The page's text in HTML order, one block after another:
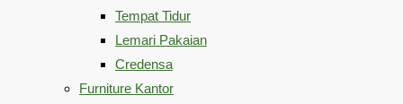
Tempat Tidur
Lemari Pakaian
Credensa
Furniture Kantor